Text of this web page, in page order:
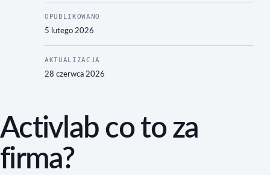
OPUBLIKOWANO
5 lutego 2026
AKTUALIZACJA
28 czerwca 2026
Activlab co to za
firma?